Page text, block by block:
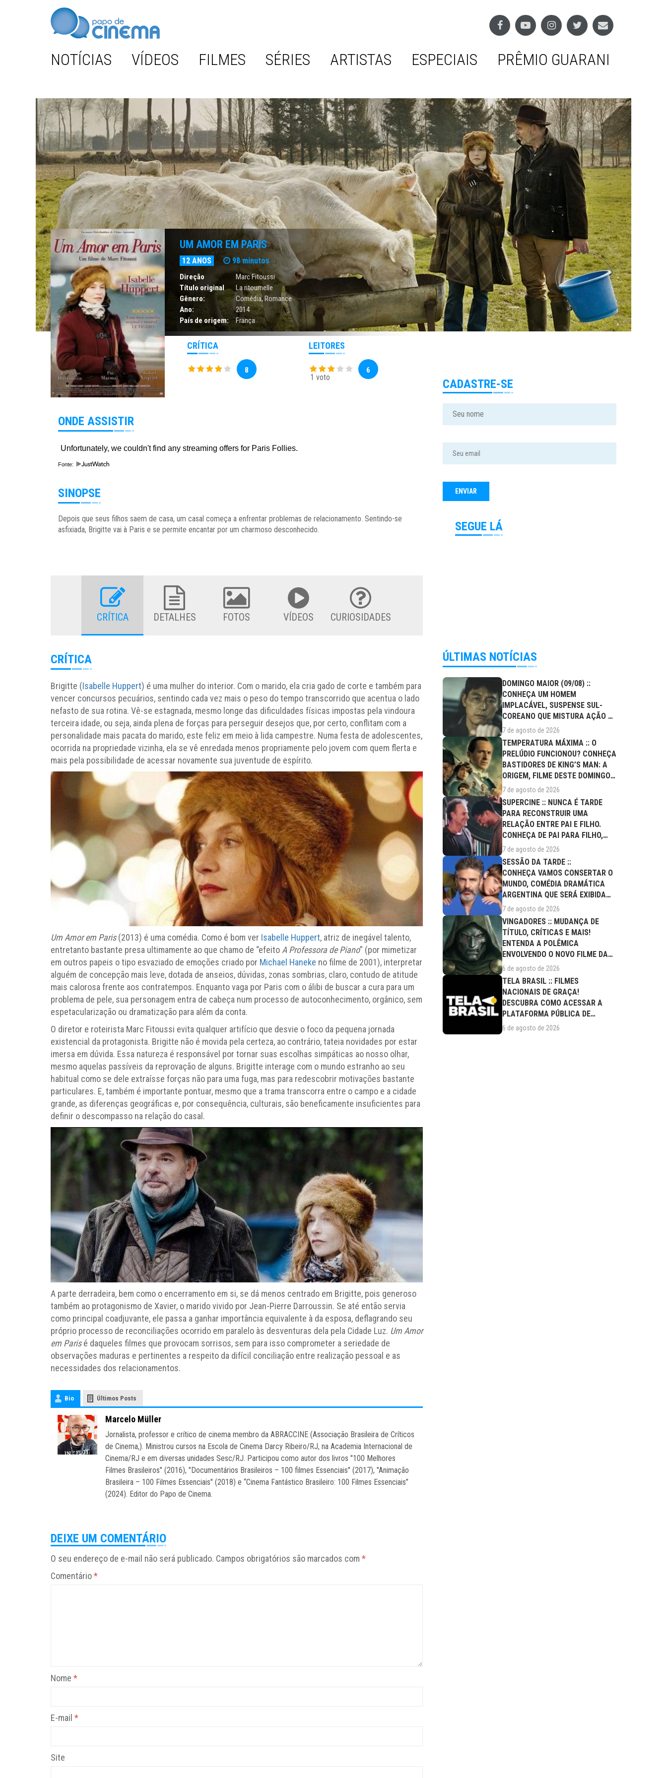
NOTÍCIAS VÍDEOS FILMES SÉRIES ARTISTAS ESPECIAIS PRÊMIO GUARANI
UM AMOR EM PARIS
12 ANOS 98 minutos
Direção
Marc Fitoussi
Título original
La ritournelle
Gênero:
Comédia,Romance
Ano:
2014
País de origem:
França
CRÍTICA
8
LEITORES
1 voto
6
ONDE ASSISTIR
Fonte:
SINOPSE
Depois que seus filhos saem de casa, um casal começa a enfrentar problemas de relacionamento. Sentindo-se
asfixiada, Brigitte vai à Paris e se permite encantar por um charmoso desconhecido.
CRÍTICA DETALHES FOTOS VÍDEOS CURIOSIDADES
CRÍTICA
Brigitte (Isabelle Huppert) é uma mulher do interior. Com o marido, ela cria gado de corte e também para
vencer concursos pecuários, sentindo cada vez mais o peso do tempo transcorrido que acentua o lado
nefasto de sua rotina. Vê-se estagnada, mesmo longe das dificuldades físicas impostas pela vindoura
terceira idade, ou seja, ainda plena de forças para perseguir desejos que, por certo, conflitam com a
personalidade mais pacata do marido, este feliz em meio à lida campestre. Numa festa de adolescentes,
ocorrida na propriedade vizinha, ela se vê enredada menos propriamente pelo jovem com quem flerta e
mais pela possibilidade de acessar novamente sua juventude de espírito.
Um Amor em Paris(2013) é uma comédia. Como é bom ver Isabelle Huppert, atriz de inegável talento,
entretanto bastante presa ultimamente ao que chamo de “efeitoA Professora de Piano” (por mimetizar
em outros papeis o tipo esvaziado de emoções criado por Michael Haneke no filme de 2001), interpretar
alguém de concepção mais leve, dotada de anseios, dúvidas, zonas sombrias, claro, contudo de atitude
mais calorosa frente aos contratempos. Enquanto vaga por Paris com o álibi de buscar a cura para um
problema de pele, sua personagem entra de cabeça num processo de autoconhecimento, orgânico, sem
espetacularização ou dramatização para além da conta.
O diretor e roteirista Marc Fitoussi evita qualquer artifício que desvie o foco da pequena jornada
existencial da protagonista. Brigitte não é movida pela certeza, ao contrário, tateia novidades por estar
imersa em dúvida. Essa natureza é responsável por tornar suas escolhas simpáticas ao nosso olhar,
mesmo aquelas passíveis da reprovação de alguns. Brigitte interage com o mundo estranho ao seu
habitual como se dele extraísse forças não para uma fuga, mas para redescobrir motivações bastante
particulares. E, também é importante pontuar, mesmo que a trama transcorra entre o campo e a cidade
grande, as diferenças geográficas e, por consequência, culturais, são beneficamente insuficientes para
definir o descompasso na relação do casal.
A parte derradeira, bem como o encerramento em si, se dá menos centrado em Brigitte, pois generoso
também ao protagonismo de Xavier, o marido vivido por Jean-Pierre Darroussin. Se até então servia
como principal coadjuvante, ele passa a ganhar importância equivalente à da esposa, deflagrando seu
próprio processo de reconciliações ocorrido em paralelo às desventuras dela pela Cidade Luz. Um Amor
em Parisé daqueles filmes que provocam sorrisos, sem para isso comprometer a seriedade de
observações maduras e pertinentes a respeito da difícil conciliação entre realização pessoal e as
necessidades dos relacionamentos.
Bio Últimos Posts
Marcelo Müller
Jornalista, professor e crítico de cinema membro da ABRACCINE (Associação Brasileira de Críticos
de Cinema,). Ministrou cursos na Escola de Cinema Darcy Ribeiro/RJ, na Academia Internacional de
Cinema/RJ e em diversas unidades Sesc/RJ. Participou como autor dos livros "100 Melhores
Filmes Brasileiros" (2016), "Documentários Brasileiros – 100 filmes Essenciais" (2017), "Animação
Brasileira – 100 Filmes Essenciais" (2018) e “Cinema Fantástico Brasileiro: 100 Filmes Essenciais”
(2024). Editor do Papo de Cinema.
DEIXE UM COMENTÁRIO
O seu endereço de e-mail não será publicado. Campos obrigatórios são marcados com *
Comentário*
Nome *
E-mail *
Site
CADASTRE-SE
SEGUE LÁ
ÚLTIMAS NOTÍCIAS
DOMINGO MAIOR (09/08) ::
CONHEÇA UM HOMEM
IMPLACÁVEL, SUSPENSE SUL-
COREANO QUE MISTURA AÇÃO E
DRAMA FAMILIAR
7 de agosto de 2026
TEMPERATURA MÁXIMA :: O
PRELÚDIO FUNCIONOU? CONHEÇA
BASTIDORES DE KING’S MAN: A
ORIGEM, FILME DESTE DOMINGO
(09/08)
7 de agosto de 2026
SUPERCINE :: NUNCA É TARDE
PARA RECONSTRUIR UMA
RELAÇÃO ENTRE PAI E FILHO.
CONHEÇA DE PAI PARA FILHO,
FILME DESTE...
7 de agosto de 2026
SESSÃO DA TARDE ::
CONHEÇA VAMOS CONSERTAR O
MUNDO, COMÉDIA DRAMÁTICA
ARGENTINA QUE SERÁ EXIBIDA
NESTA SEXTA (07/08)
7 de agosto de 2026
VINGADORES :: MUDANÇA DE
TÍTULO, CRÍTICAS E MAIS!
ENTENDA A POLÊMICA
ENVOLVENDO O NOVO FILME DA
MARVEL
6 de agosto de 2026
TELA BRASIL :: FILMES
NACIONAIS DE GRAÇA!
DESCUBRA COMO ACESSAR A
PLATAFORMA PÚBLICA DE
STREAMING
6 de agosto de 2026